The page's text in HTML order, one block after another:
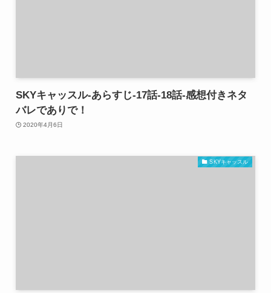
SKYキャッスル-あらすじ-17話-18話-感想付きネタ
バレでありで！
2020年4月6日
SKYキャッスル